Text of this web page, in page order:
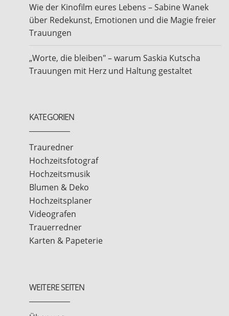
Wie der Kinofilm eures Lebens – Sabine Wanek
über Redekunst, Emotionen und die Magie freier
Trauungen
„Worte, die bleiben" – warum Saskia Kutscha
Trauungen mit Herz und Haltung gestaltet
KATEGORIEN
Trauredner
Hochzeitsfotograf
Hochzeitsmusik
Blumen & Deko
Hochzeitsplaner
Videografen
Trauerredner
Karten & Papeterie
WEITERE SEITEN